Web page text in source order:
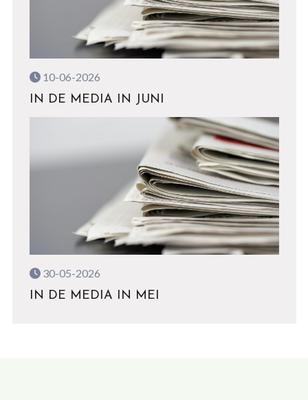
10-06-2026
IN DE MEDIA IN JUNI
30-05-2026
IN DE MEDIA IN MEI